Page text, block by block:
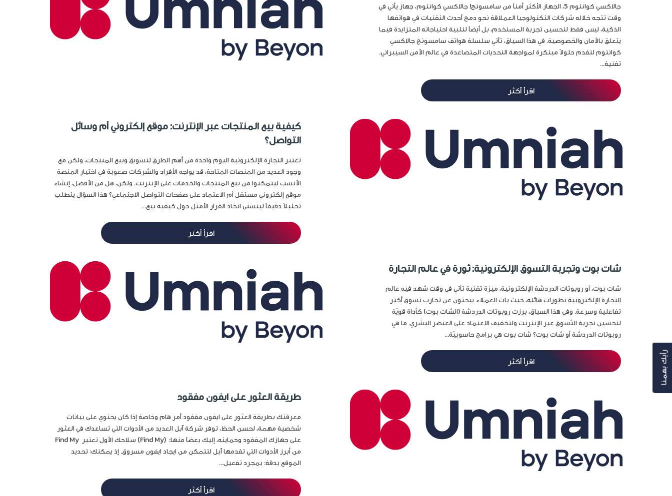
جالاكسي كوانتوم 5، الجهاز الأكثر أمناً من سامسونج! جالاكسي كوانتوم، جهاز يأتي في
وقت تتجه خلاله شركات التكنولوجيا العملاقة نحو دمج أحدث التقنيات في هواتفها
الذكية، ليس فقط لتحسين تجربة المستخدم، بل أيضاً لتلبية احتياجاته المتزايدة فيما
يتعلق بالأمان والخصوصية. في هذا السياق، تأتي سلسلة هواتف سامسونج جالاكسي
كوانتوم لتقدم حلولاً مبتكرة لمواجهة التحديات المتصاعدة في عالم الأمن السيبراني.
تقنية...
اقرأ أكثر
كيفية بيع المنتجات عبر الإنترنت: موقع إلكتروني أم وسائل
التواصل؟
تعتبر التجارة الإلكترونية اليوم واحدة من أهم الطرق لتسويق وبيع المنتجات، ولكن مع
وجود العديد من المنصات المتاحة، قد يواجه الأفراد والشركات صعوبة في اختيار المنصة
الأنسب ليتمكنوا من بيع المنتجات والخدمات على الإنترنت. ولكن، هل من الأفضل، إنشاء
موقع إلكتروني مستقل أم الاعتماد على صفحات التواصل الاجتماعي؟ هذا السؤال يتطلب
تحليلاً دقيقاً ليتسنى اتخاذ القرار الأمثل حول كيفية بيع...
اقرأ أكثر
شات بوت وتجربة التسوق الإلكترونية: ثورة في عالم التجارة
شات بوت، أو روبوتات الدردشة الإلكترونية، ميزة تقنية تأتي في وقت شهد فيه عالم
التجارة الإلكترونية تطورات هائلة، حيث بات العملاء يبحثون عن تجارب تسوق أكثر
تفاعلية وسرعة. وفي هذا السياق، برزت روبوتات الدردشة (الشات بوت) كأداة قويّة
لتحسين تجربة التّسوق عبر الإنترنت ولتخفيف الاعتماد على العنصر البشري. ما هي
روبوتات الدردشة أو شات بوت؟ شات بوت هي برامج حاسوبيّة...
اقرأ أكثر
طريقة العثور على ايفون مفقود
معرفتك بطريقة العثور على ايفون مفقود أمر هام وخاصة إذا كان يحتوي على بيانات
شخصية مهمة، لحسن الحظ، توفر شركة آبل العديد من الأدوات التي تساعدك في العثور
على جهازك المفقود وحمايته، إليك بعضاً منها: (Find My) سلاحك الأول تعتبر Find My
من أبرز الأدوات التي تقدمها آبل لتتمكن من ايجاد ايفون مسروق. إذ يمكنك: تحديد
الموقع بدقة: بمجرد تفعيل...
اقرأ أكثر
رأيك بهمنا